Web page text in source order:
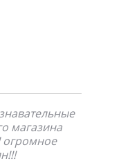
магазина
огромное